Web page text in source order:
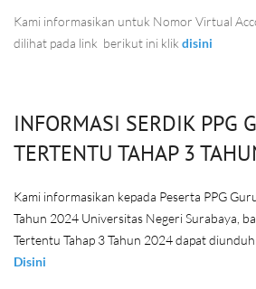
Kami informasikan untuk Nomor Virtual
dilihat pada link berikut ini klik disini
INFORMASI SERDIK PPG
TERTENTU TAHAP 3
Kami informasikan kepada Peserta PPG
Tahun 2024 Universitas Negeri Surabaya,
Tertentu Tahap 3 Tahun 2024 dapat
Disini